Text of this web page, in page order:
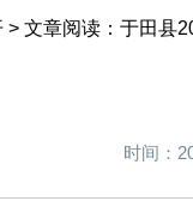
> 文章阅读：于田县
时间：